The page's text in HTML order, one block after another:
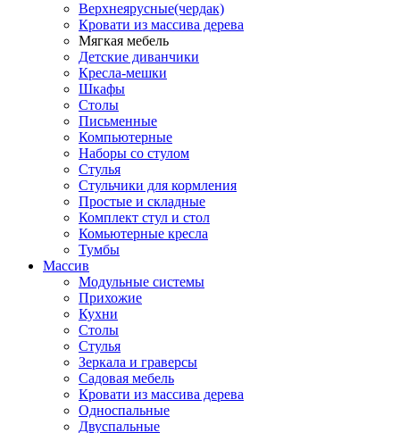
Верхнеярусные(чердак)
Кровати из массива дерева
Мягкая мебель
Детские диванчики
Кресла-мешки
Шкафы
Столы
Письменные
Компьютерные
Наборы со стулом
Стулья
Стульчики для кормления
Простые и складные
Комплект стул и стол
Комьютерные кресла
Тумбы
Массив
Модульные системы
Прихожие
Кухни
Столы
Стулья
Зеркала и граверсы
Садовая мебель
Кровати из массива дерева
Односпальные
Двуспальные